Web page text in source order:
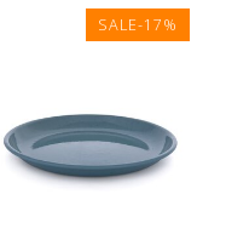
SALE-17%